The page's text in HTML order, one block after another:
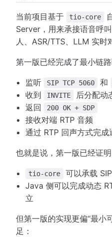
当前项目基于 tio-core
Server，用来承接语音呼
人、ASR/TTS、LLM 实时
第一版已经完成了最小链
监听 SIP TCP 5060 和
收到 INVITE 后分配动
返回
200 OK + SDP
接收对端 RTP 音频
通过 RTP 回声方式完成
也就是说，第一版已经证明
tio-core
可以承载
Java 侧可以完成动态
立
但第一版的实现更偏“最小
足：